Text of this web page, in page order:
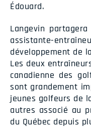
Édouard.
Langevin
assistante-
développement de
Les deux
canadienne des
sont grandement
jeunes golfeurs de
autres associé au
du Québec depuis